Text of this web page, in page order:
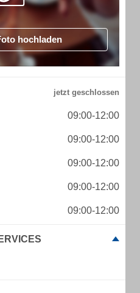
hochladen
09:00-12:00
09:00-12:00
09:00-12:00
09:00-12:00
09:00-12:00